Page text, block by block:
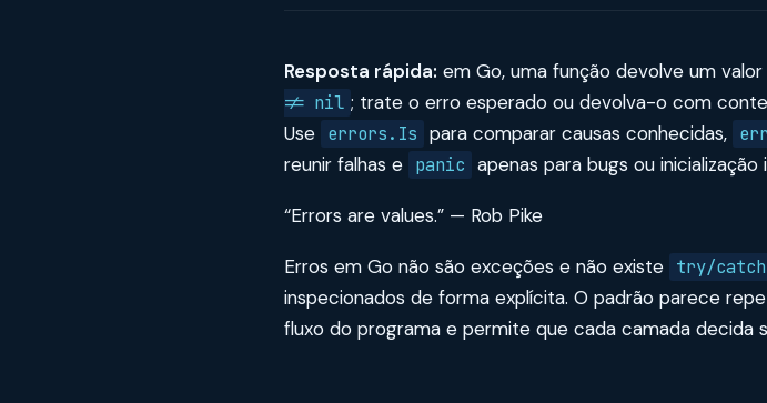
Resposta rápida: em Go, uma função devolve um
!= nil ; trate o erro esperado ou devolva-o com
Use errors.Is para comparar causas conhecidas,
reunir falhas e panic apenas para bugs ou
“Errors are values.” — Rob Pike
Erros em Go não são exceções e não existe try/catch
inspecionados de forma explícita. O padrão parece
fluxo do programa e permite que cada camada decida